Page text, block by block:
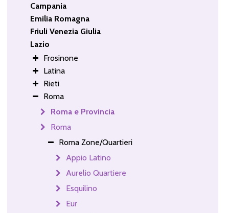
Campania
Emilia Romagna
Friuli Venezia Giulia
Lazio
Frosinone
Latina
Rieti
Roma
Roma e Provincia
Roma
Roma Zone/Quartieri
Appio Latino
Aurelio Quartiere
Esquilino
Eur